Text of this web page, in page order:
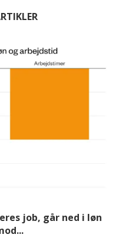
job, går ned i løn